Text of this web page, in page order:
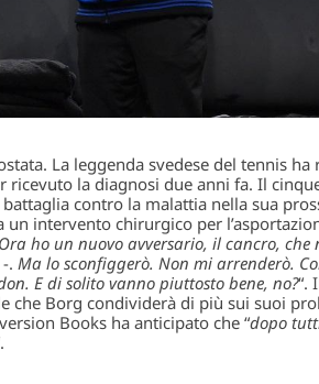
La leggenda svedese del tennis ha
ricevuto la diagnosi due anni fa. Il
contro la malattia nella sua
intervento chirurgico per
ho un nuovo avversario, il cancro, che
. Ma lo sconfiggerò. Non mi arrenderò.
E di solito vanno piuttosto bene, no?“.
che Borg condividerà di più sui suoi
Books ha anticipato che “dopo